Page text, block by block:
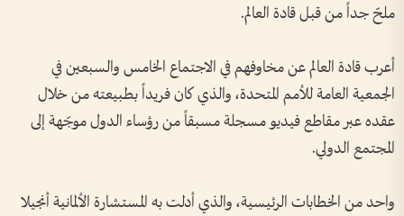
ملحّ جداً من قبل قادة العالم.
أعرب قادة العالم عن مخاوفهم في الاجتماع الخامس والسبعين في
الجمعية العامة للأمم المتحدة، والذي كان فريداً بطبيعته من خلال
عقده عبر مقاطع فيديو مسجلة مسبقاً من رؤساء الدول موجّهة إلى
المجتمع الدولي.
واحد من الخطابات الرئيسية، والذي أدلت به المستشارة الألمانية أنجيلا